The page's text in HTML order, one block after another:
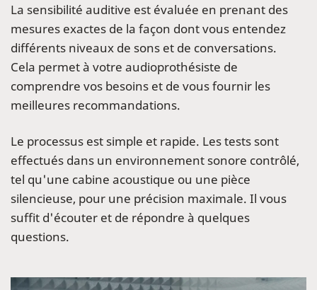
La sensibilité auditive est évaluée en prenant des
mesures exactes de la façon dont vous entendez
différents niveaux de sons et de conversations.
Cela permet à votre audioprothésiste de
comprendre vos besoins et de vous fournir les
meilleures recommandations.
Le processus est simple et rapide. Les tests sont
effectués dans un environnement sonore contrôlé,
tel qu'une cabine acoustique ou une pièce
silencieuse, pour une précision maximale. Il vous
suffit d'écouter et de répondre à quelques
questions.